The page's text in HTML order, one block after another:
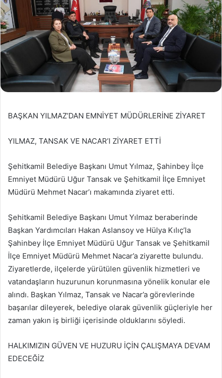
BAŞKAN YILMAZ’DAN EMNİYET MÜDÜRLERİNE ZİYARET
YILMAZ, TANSAK VE NACAR’I ZİYARET ETTİ
Şehitkamil Belediye Başkanı Umut Yılmaz, Şahinbey İlçe
Emniyet Müdürü Uğur Tansak ve Şehitkamil İlçe Emniyet
Müdürü Mehmet Nacar’ı makamında ziyaret etti.
Şehitkamil Belediye Başkanı Umut Yılmaz beraberinde
Başkan Yardımcıları Hakan Aslansoy ve Hülya Kılıç’la
Şahinbey İlçe Emniyet Müdürü Uğur Tansak ve Şehitkamil
İlçe Emniyet Müdürü Mehmet Nacar’a ziyarette bulundu.
Ziyaretlerde, ilçelerde yürütülen güvenlik hizmetleri ve
vatandaşların huzurunun korunmasına yönelik konular ele
alındı. Başkan Yılmaz, Tansak ve Nacar’a görevlerinde
başarılar dileyerek, belediye olarak güvenlik güçleriyle her
zaman yakın iş birliği içerisinde olduklarını söyledi.
HALKIMIZIN GÜVEN VE HUZURU İÇİN ÇALIŞMAYA DEVAM
EDECEĞİZ